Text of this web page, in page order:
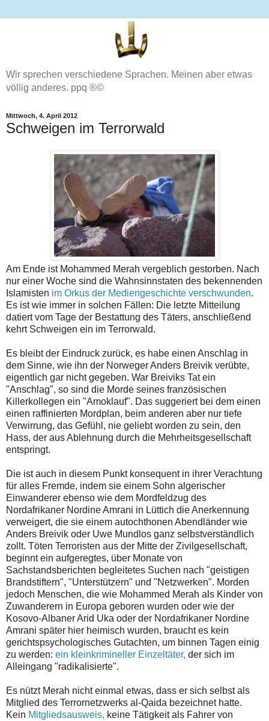
Wir sprechen verschiedene Sprachen. Meinen aber etwas
völlig anderes. ppq ®©
Mittwoch, 4. April 2012
Schweigen im Terrorwald
Am Ende ist Mohammed Merah vergeblich gestorben. Nach
nur einer Woche sind die Wahnsinnstaten des bekennenden
Islamisten im Orkus der Mediengeschichte verschwunden.
Es ist wie immer in solchen Fällen: Die letzte Mitteilung
datiert vom Tage der Bestattung des Täters, anschließend
kehrt Schweigen ein im Terrorwald.
Es bleibt der Eindruck zurück, es habe einen Anschlag in
dem Sinne, wie ihn der Norweger Anders Breivik verübte,
eigentlich gar nicht gegeben. War Breiviks Tat ein
"Anschlag", so sind die Morde seines französischen
Killerkollegen ein "Amoklauf". Das suggeriert bei dem einen
einen raffinierten Mordplan, beim anderen aber nur tiefe
Verwirrung, das Gefühl, nie geliebt worden zu sein, den
Hass, der aus Ablehnung durch die Mehrheitsgesellschaft
entspringt.
Die ist auch in diesem Punkt konsequent in ihrer Verachtung
für alles Fremde, indem sie einem Sohn algerischer
Einwanderer ebenso wie dem Mordfeldzug des
Nordafrikaner Nordine Amrani in Lüttich die Anerkennung
verweigert, die sie einem autochthonen Abendländer wie
Anders Breivik oder Uwe Mundlos ganz selbstverständlich
zollt. Töten Terroristen aus der Mitte der Zivilgesellschaft,
beginnt ein aufgeregtes, über Monate von
Sachstandsberichten begleitetes Suchen nach "geistigen
Brandstiftern", "Unterstützern" und "Netzwerken". Morden
jedoch Menschen, die wie Mohammed Merah als Kinder von
Zuwanderern in Europa geboren wurden oder wie der
Kosovo-Albaner Arid Uka oder der Nordafrikaner Nordine
Amrani später hier heimisch wurden, braucht es kein
gerichtspsychologisches Gutachten, um binnen Tagen einig
zu werden: ein kleinkrimineller Einzeltäter, der sich im
Alleingang "radikalisierte".
Es nützt Merah nicht einmal etwas, dass er sich selbst als
Mitglied des Terrornetzwerks al-Qaida bezeichnet hatte.
Kein Mitgliedsausweis, keine Tätigkeit als Fahrer von